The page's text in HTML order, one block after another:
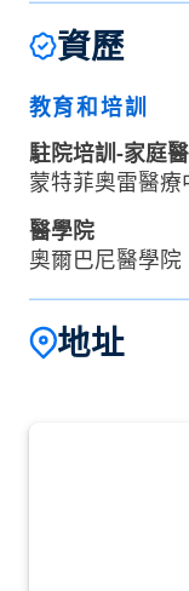
資歷
教育和培訓
駐院培訓-家庭
蒙特菲奧雷醫療
醫學院
奧爾巴尼醫學院
地址